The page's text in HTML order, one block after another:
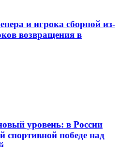
и игрока сборной из-
возвращения в
уровень: в России
спортивной победе над